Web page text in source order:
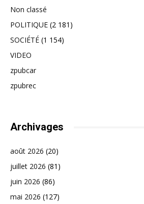
Non classé
POLITIQUE (2 181)
SOCIÉTÉ (1 154)
VIDEO
zpubcar
zpubrec
Archivages
août 2026 (20)
juillet 2026 (81)
juin 2026 (86)
mai 2026 (127)